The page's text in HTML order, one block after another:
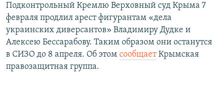
поискуИНФОГРАФИКА
ТЕЛЕПРОЕКТ КРЫМ.РЕАЛИИ
СОВЕТЫ ПРАВОЗАЩИТНИКОВ
ПРОПАВШИЕ БЕЗ ВЕСТИ
КАК ОБОЙТИ БЛОКИРОВКУ
Українською
Qırımtatar
Подконтрольный Кремлю Верховный суд Крыма 7
февраля продлил арест фигурантам «дела
украинских диверсантов» Владимиру Дудке и
Алексею Бессарабову. Таким образом они останутся
в СИЗО до 8 апреля. Об этом сообщаетКрымская
правозащитная группа.